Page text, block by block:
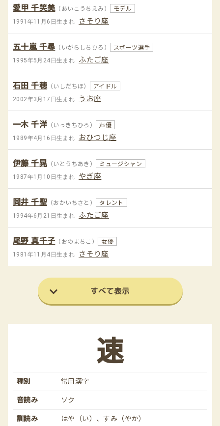
愛甲 千笑美（あいこうちえみ） モデル
1991年11月6日生まれ さそり座
五十嵐 千尋 （いがらしちひろ） スポーツ選手
1995年5月24日生まれ ふたご座
石田 千穂 （いしだちほ） アイドル
2002年3月17日生まれ うお座
一木 千洋 （いっきちひろ） 声優
1989年4月16日生まれ おひつじ座
伊藤 千晃 （いとうちあき） ミュージシャン
1987年1月10日生まれ やぎ座
岡井 千聖 （おかいちさと） タレント
1994年6月21日生まれ ふたご座
尾野 真千子（おのまちこ） 女優
1981年11月4日生まれ さそり座
すべて表示
速
種別
常用漢字
音読み
ソク
訓読み
はや（い）、すみ（やか）